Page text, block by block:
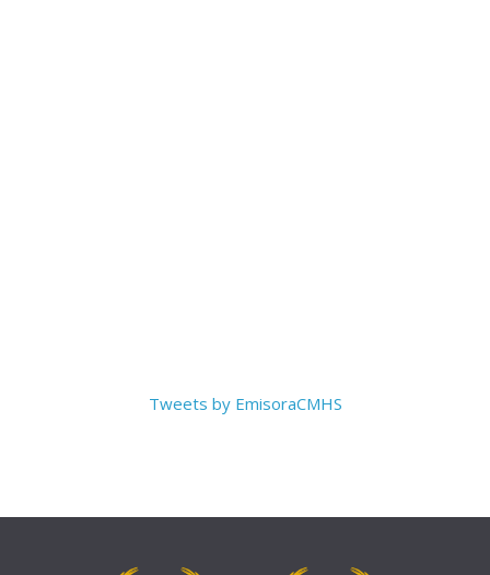
Tweets by EmisoraCMHS